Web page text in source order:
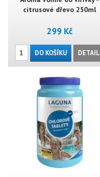
citrusové dřevo 250ml
299 Kč
DO KOŠÍKU DETAIL